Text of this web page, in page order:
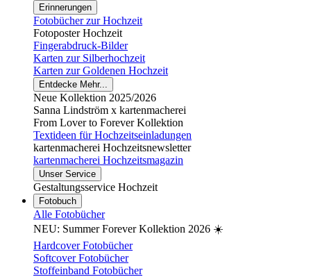
Erinnerungen
Fotobücher zur Hochzeit
Fotoposter Hochzeit
Fingerabdruck-Bilder
Karten zur Silberhochzeit
Karten zur Goldenen Hochzeit
Entdecke Mehr...
Neue Kollektion 2025/2026
Sanna Lindström x kartenmacherei
From Lover to Forever Kollektion
Textideen für Hochzeitseinladungen
kartenmacherei Hochzeitsnewsletter
kartenmacherei Hochzeitsmagazin
Unser Service
Gestaltungsservice Hochzeit
Fotobuch
Alle Fotobücher
NEU: Summer Forever Kollektion 2026 ☀️
Hardcover Fotobücher
Softcover Fotobücher
Stoffeinband Fotobücher